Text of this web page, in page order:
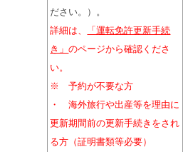
ださい。）。
詳細は、
「運転免許更新手続
き」のページから確認くださ
い。
※ 予約が不要な方
・ 海外旅行や出産等を理由に
更新期間前の更新手続きをされ
る方（証明書類等必要）